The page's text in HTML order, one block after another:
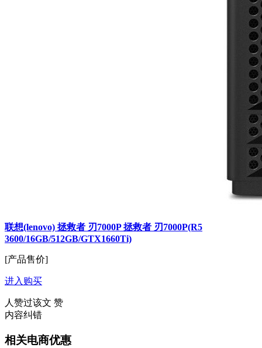
联想(lenovo) 拯救者 刃7000P 拯救者 刃7000P(R5
3600/16GB/512GB/GTX1660Ti)
[产品售价]
进入购买
人赞过该文 赞
内容纠错
相关电商优惠